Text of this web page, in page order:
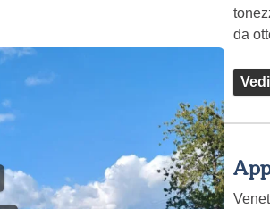
da